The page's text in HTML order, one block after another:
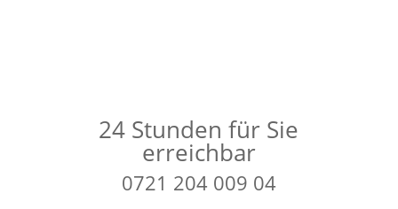
24 Stunden für Sie
erreichbar
0721 204 009 04